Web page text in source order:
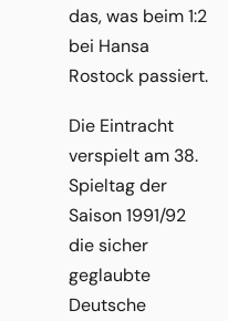
das, was beim 1:2
bei Hansa
Rostock passiert.
Die Eintracht
verspielt am 38.
Spieltag der
Saison 1991/92
die sicher
geglaubte
Deutsche